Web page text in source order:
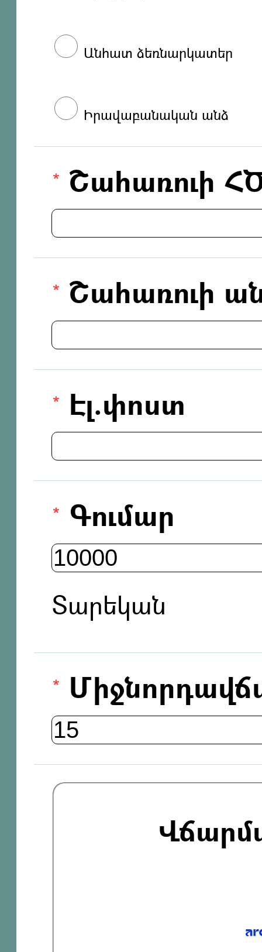
Անհատ ձեռնարկատեր
Իրավաբանական անձ
Շահառուի
Շահառուի
Էլ.փոստ
Գումար
Տարեկան